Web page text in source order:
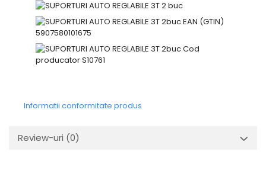
Informatii conformitate produs
Review-uri (0)